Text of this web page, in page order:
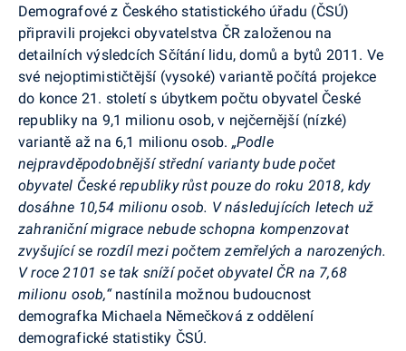
Demografové z Českého statistického úřadu (ČSÚ)
připravili projekci obyvatelstva ČR založenou na
detailních výsledcích Sčítání lidu, domů a bytů 2011. Ve
své nejoptimističtější (vysoké) variantě počítá projekce
do konce 21. století s úbytkem počtu obyvatel České
republiky na 9,1 milionu osob, v nejčernější (nízké)
variantě až na 6,1 milionu osob. „Podle
nejpravděpodobnější střední varianty bude počet
obyvatel České republiky růst pouze do roku 2018, kdy
dosáhne 10,54 milionu osob. V následujících letech už
zahraniční migrace nebude schopna kompenzovat
zvyšující se rozdíl mezi počtem zemřelých a narozených.
V roce 2101 se tak sníží počet obyvatel ČR na 7,68
milionu osob,“ nastínila možnou budoucnost
demografka Michaela Němečková z oddělení
demografické statistiky ČSÚ.